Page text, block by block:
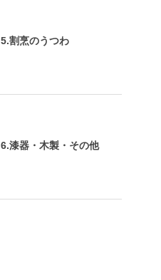
5.割烹のうつわ
6.漆器・木製・その他